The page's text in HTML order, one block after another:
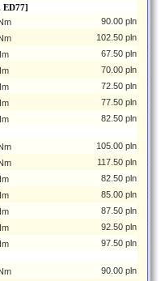
ED77]
90.00 pln
102.50 pln
67.50 pln
70.00 pln
72.50 pln
77.50 pln
82.50 pln
105.00 pln
117.50 pln
82.50 pln
85.00 pln
87.50 pln
92.50 pln
97.50 pln
90.00 pln